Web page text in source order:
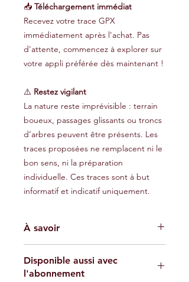
📥 Téléchargement immédiat
Recevez votre trace GPX
immédiatement après l'achat. Pas
d'attente, commencez à explorer sur
votre appli préférée dès maintenant !
⚠️ Restez vigilant
La nature reste imprévisible : terrain
boueux, passages glissants ou troncs
d’arbres peuvent être présents. Les
traces proposées ne remplacent ni le
bon sens, ni la préparation
individuelle. Ces traces sont à but
informatif et indicatif uniquement.
À savoir
indicatif et ne garantissent pas
l'absence de risques. Chaque
Disponible aussi avec
l'abonnement